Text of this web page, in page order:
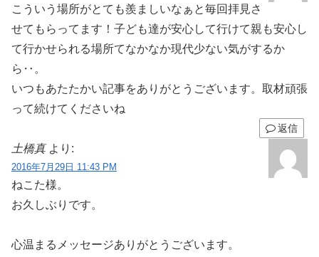
こういう場所がとても羨ましいなぁと毎回拝見さ
せてもらってます！子ども達が安心して行けて親も安心し
て行かせられる場所てなかなか現代少ない気がするか
ら‥。
いつもあたたかい記事をありがとうございます。取材頑張
って続けてくださいね
返信
土橋真 より:
2016年7月29日 11:43 PM
ねこた様。
お久しぶりです。
心温まるメッセージありがとうございます。